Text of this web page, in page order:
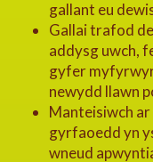
gallant eu
Gallai trafod
addysg uwch,
gyfer myfyrwyr
newydd llawn
Manteisiwch
gyrfaoedd yn
wneud